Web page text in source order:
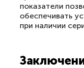
показатели
обеспечивать
при наличии